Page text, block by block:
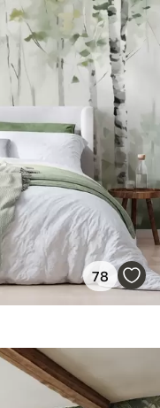
78